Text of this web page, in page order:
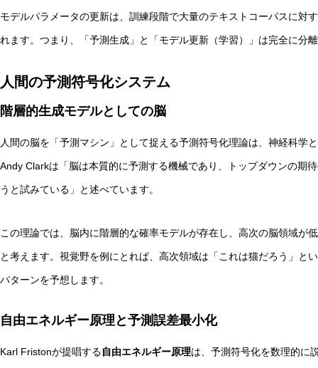
モデルパラメータの更新は、訓練段階で大量のテキストコーパスに対
れます。つまり、「予測生成」と「モデル更新（学習）」は完全に分
人間の予測符号化システム
階層的生成モデルとしての脳
人間の脳を「予測マシン」として捉える予測符号化理論は、神経科学
Andy Clarkは「脳は本質的に予測する機械であり、トップダウンの期
うと試みている」と述べています。
この理論では、脳内に階層的な確率モデルが存在し、高次の脳領域が
と考えます。視覚野を例にとれば、高次領域は「これは猫だろう」と
パターンを予想します。
自由エネルギー原理と予測誤差最小化
Karl Fristonが提唱する自由エネルギー原理は、予測符号化を数理的に